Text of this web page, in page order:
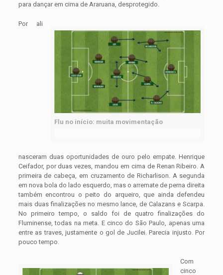
para dançar em cima de Araruana, desprotegido.
Flu no início: muita movimentação
Por ali
nasceram duas oportunidades de ouro pelo empate. Henrique
Ceifador, por duas vezes, mandou em cima de Renan Ribeiro. A
primeira de cabeça, em cruzamento de Richarlison. A segunda
em nova bola do lado esquerdo, mas o arremate de perna direita
também encontrou o peito do arqueiro, que ainda defendeu
mais duas finalizações no mesmo lance, de Calazans e Scarpa.
No primeiro tempo, o saldo foi de quatro finalizações do
Fluminense, todas na meta. E cinco do São Paulo, apenas uma
entre as traves, justamente o gol de Jucilei. Parecia injusto. Por
pouco tempo.
Com
cinco